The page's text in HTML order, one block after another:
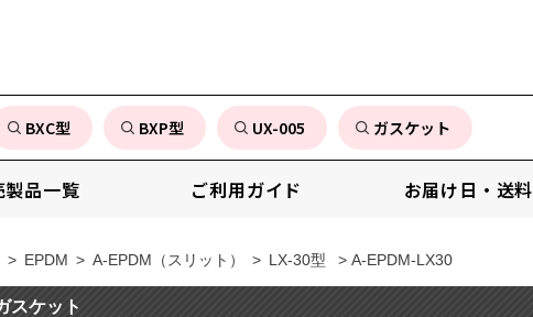
BXC型 BXP型 UX-005 ガスケット
製品一覧 ご利用ガイド お届け日・送料
> EPDM > A-EPDM（スリット） > LX-30型 > A-EPDM-LX30
スケット